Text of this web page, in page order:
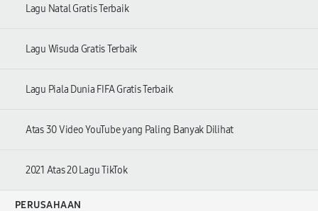
Lagu Natal Gratis Terbaik
Lagu Wisuda Gratis Terbaik
Lagu Piala Dunia FIFA Gratis Terbaik
Atas 30 Video YouTube yang Paling Banyak Dilihat
2021 Atas 20 Lagu TikTok
PERUSAHAAN